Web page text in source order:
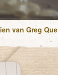
van Greg Que